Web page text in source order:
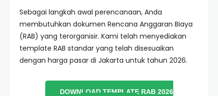
Sebagai langkah awal perencanaan, Anda
membutuhkan dokumen Rencana Anggaran Biaya
(RAB) yang terorganisir. Kami telah menyediakan
template RAB standar yang telah disesuaikan
dengan harga pasar di Jakarta untuk tahun 2026.
DOWNLOAD TEMPLATE RAB 2026